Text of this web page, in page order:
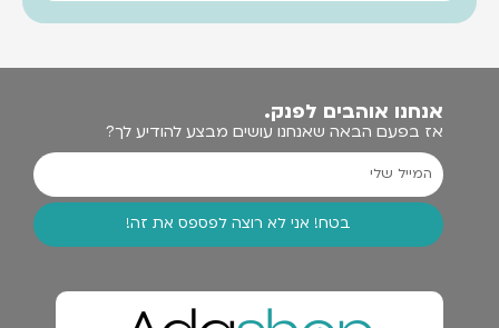
אנחנו אוהבים לפנק.
אז בפעם הבאה שאנחנו עושים מבצע להודיע לך?
בטח! אני לא רוצה לפספס את זה!